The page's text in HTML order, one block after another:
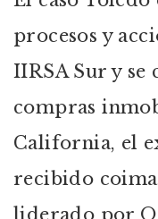
procesos y
IIRSA Sur y se
compras
California, el
recibido
liderado por